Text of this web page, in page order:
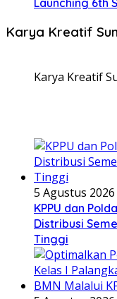
Karya Kreatif
Karya Kreatif
5 Agustus 2026
KPPU dan
Distribusi
Tinggi